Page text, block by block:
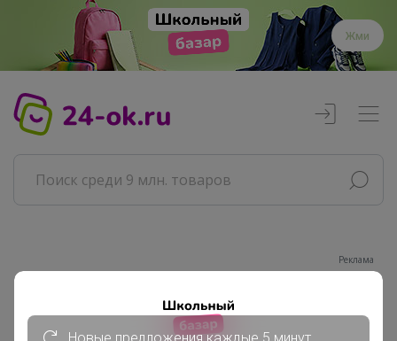
Жми
Реклама
Главная
Совместные покупки